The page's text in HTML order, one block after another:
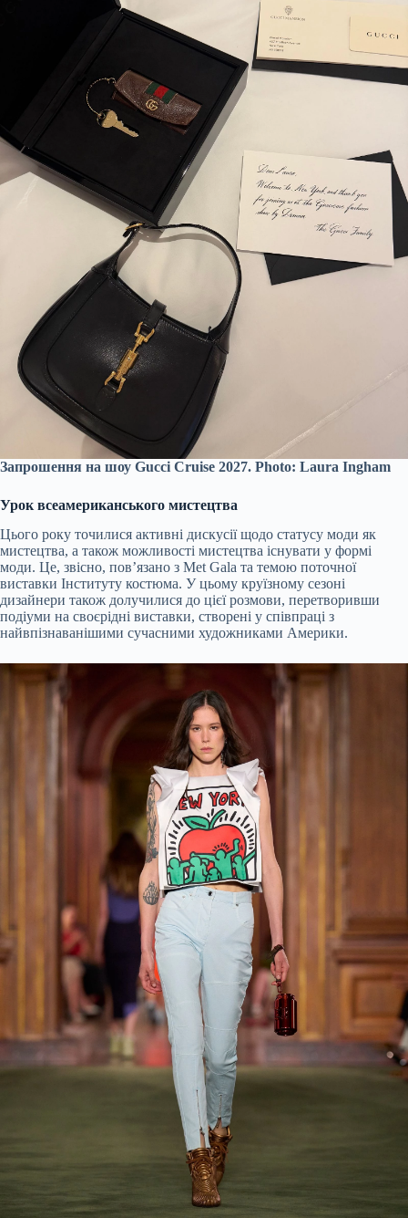
Запрошення на шоу Gucci Cruise 2027. Photo: Laura Ingham
Урок всеамериканського мистецтва
Цього року точилися активні дискусії щодо статусу моди як
мистецтва, а також можливості мистецтва існувати у формі
моди. Це, звісно, пов’язано з Met Gala та темою поточної
виставки Інституту костюма. У цьому круїзному сезоні
дизайнери також долучилися до цієї розмови, перетворивши
подіуми на своєрідні виставки, створені у співпраці з
найвпізнаванішими сучасними художниками Америки.